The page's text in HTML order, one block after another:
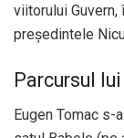
viitorului
președintele
Parcursul
Eugen Tomac